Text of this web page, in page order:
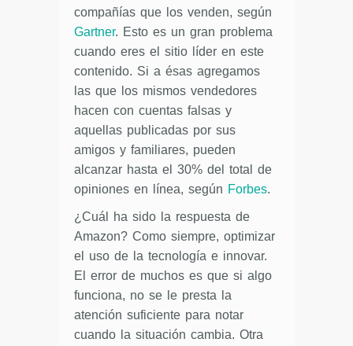
compañías que los venden, según
Gartner. Esto es un gran problema
cuando eres el sitio líder en este
contenido. Si a ésas agregamos
las que los mismos vendedores
hacen con cuentas falsas y
aquellas publicadas por sus
amigos y familiares, pueden
alcanzar hasta el 30% del total de
opiniones en línea, según Forbes.
¿Cuál ha sido la respuesta de
Amazon? Como siempre, optimizar
el uso de la tecnología e innovar.
El error de muchos es que si algo
funciona, no se le presta la
atención suficiente para notar
cuando la situación cambia. Otra